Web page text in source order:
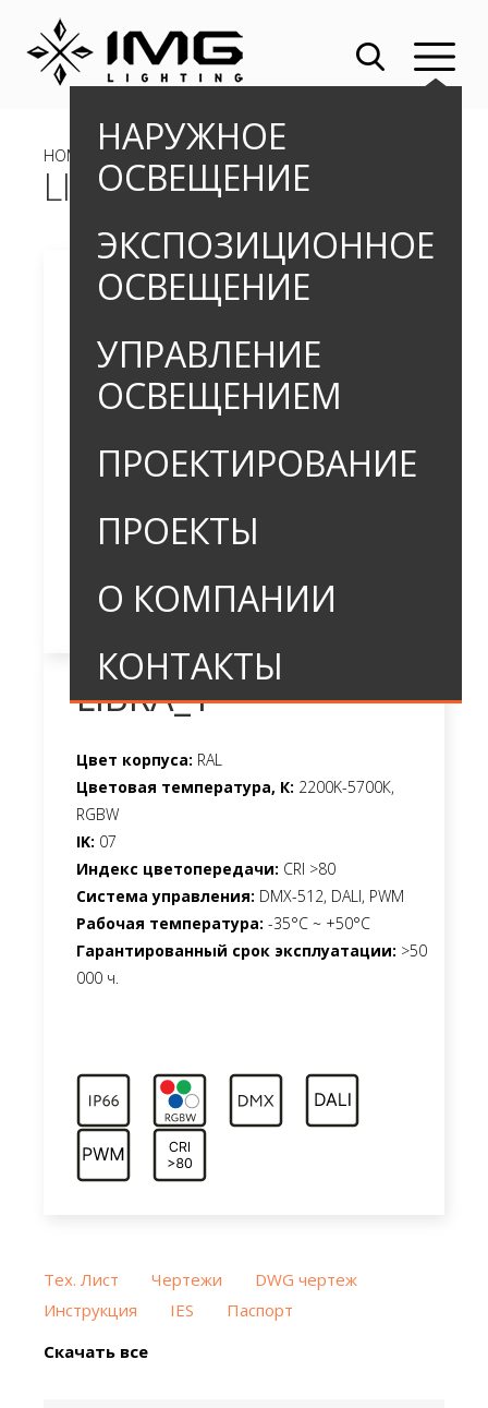
НАРУЖНОЕ
ОСВЕЩЕНИЕ
ЭКСПОЗИЦИОННОЕ
ОСВЕЩЕНИЕ
УПРАВЛЕНИЕ
ОСВЕЩЕНИЕМ
ПРОЕКТИРОВАНИЕ
ПРОЕКТЫ
О КОМПАНИИ
КОНТАКТЫ
HOME » OUTDOOR » ПРОЖЕКТОРЫ
LIBRA_1
LIBRA_1
Цвет корпуса: RAL
Цветовая температура, К: 2200K-5700К,
RGBW
IK: 07
Индекс цветопередачи: CRI >80
Система управления: DMX-512, DALI, PWM
Рабочая температура: -35°C ~ +50°C
Гарантированный срок эксплуатации: >50
000 ч.
Тех. Лист Чертежи
DWG чертеж
Инструкция
IES
Паспорт
Скачать все